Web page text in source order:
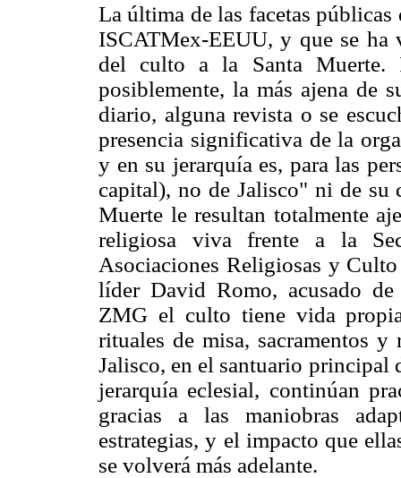
La última de las facetas
ISCATMex-EEUU, y que se
del culto a la Santa Muerte.
posiblemente, la más ajena de
diario, alguna revista o se
presencia significativa de la
y en su jerarquía es, para las
capital), no de Jalisco" ni de su
Muerte le resultan totalmente
religiosa viva frente a la
Asociaciones Religiosas y
líder David Romo, acusado
ZMG el culto tiene vida
rituales de misa, sacramentos
Jalisco, en el santuario principal
jerarquía eclesial, continúan
gracias a las maniobras
estrategias, y el impacto que
se volverá más adelante.